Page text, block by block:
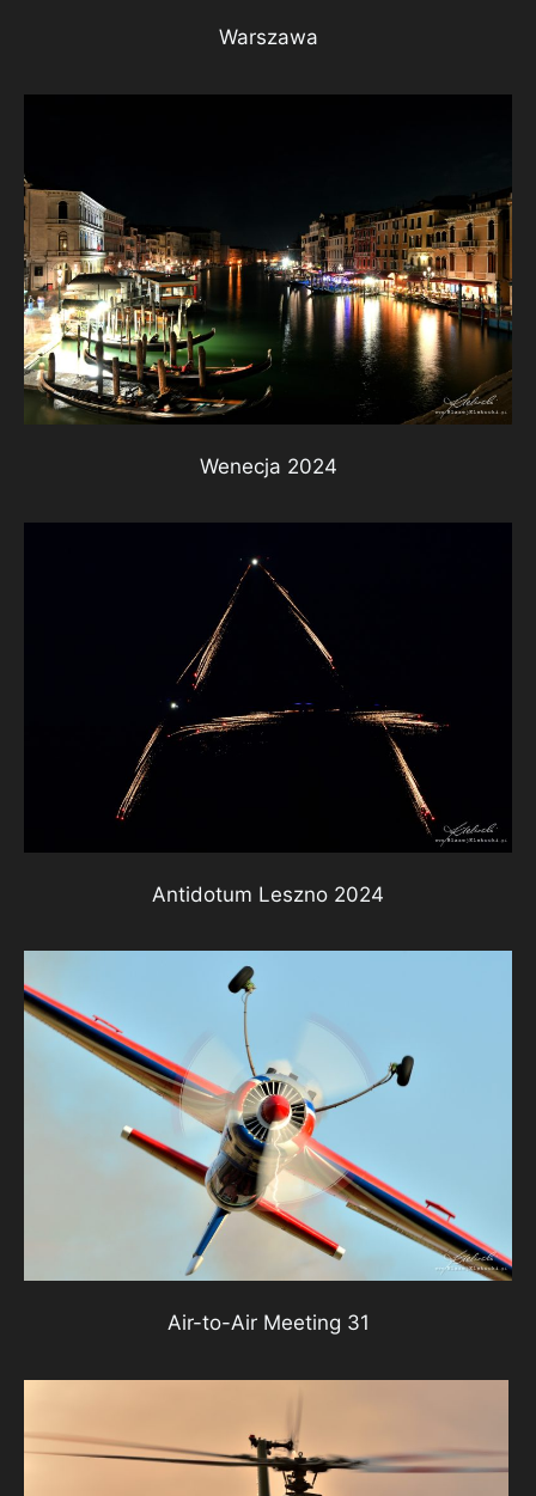
Warszawa
Wenecja 2024
Antidotum Leszno 2024
Air-to-Air Meeting 31